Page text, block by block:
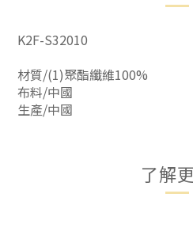
K2F-S32010
材質/(1)聚酯纖維100%
布料/中國
生產/中國
了解